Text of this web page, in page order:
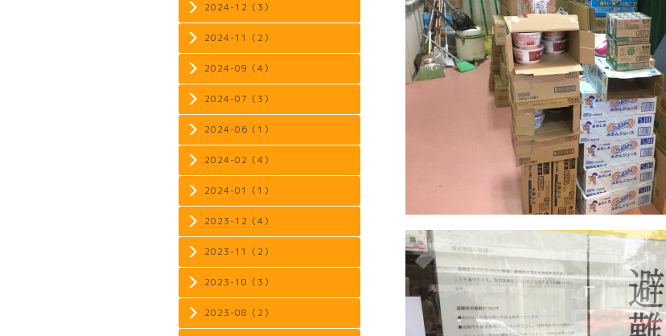
2024-12（3）
2024-11（2）
2024-09（4）
2024-07（3）
2024-06（1）
2024-02（4）
2024-01（1）
2023-12（4）
2023-11（2）
2023-10（3）
2023-08（2）